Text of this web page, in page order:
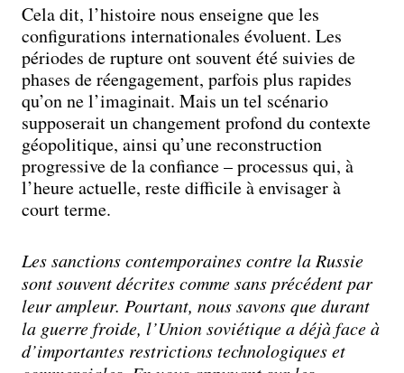
Cela dit, l’histoire nous enseigne que les
configurations internationales évoluent. Les
périodes de rupture ont souvent été suivies de
phases de réengagement, parfois plus rapides
qu’on ne l’imaginait. Mais un tel scénario
supposerait un changement profond du contexte
géopolitique, ainsi qu’une reconstruction
progressive de la confiance – processus qui, à
l’heure actuelle, reste difficile à envisager à
court terme.
Les sanctions contemporaines contre la Russie
sont souvent décrites comme sans précédent par
leur ampleur. Pourtant, nous savons que durant
la guerre froide, l’Union soviétique a déjà face à
d’importantes restrictions technologiques et